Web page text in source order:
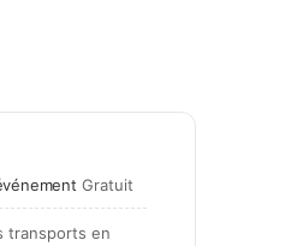
Gratuit
transports en